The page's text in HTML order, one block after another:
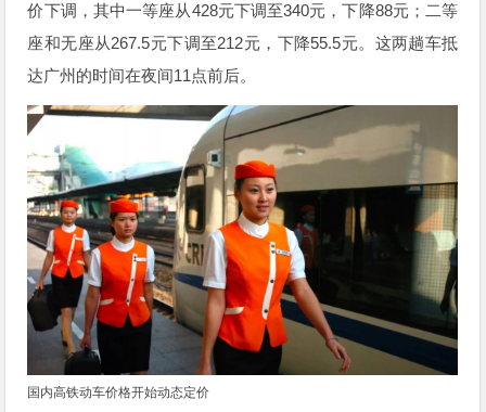
价下调，其中一等座从428元下调至340元，下降88元；二等
座和无座从267.5元下调至212元，下降55.5元。这两趟车抵
达广州的时间在夜间11点前后。
国内高铁动车价格开始动态定价